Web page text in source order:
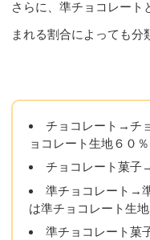
さらに、準チョコレート
まれる割合によっても分
チョコレート→チ
ョコレート生地６０
チョコレート菓子
準チョコレート→
は準チョコレート生
準チョコレート菓